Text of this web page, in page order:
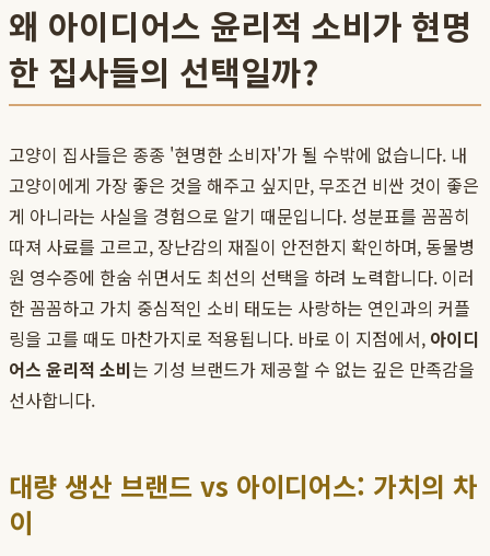
왜 아이디어스 윤리적 소비가 현명
한 집사들의 선택일까?
고양이 집사들은 종종 '현명한 소비자'가 될 수밖에 없습니다. 내
고양이에게 가장 좋은 것을 해주고 싶지만, 무조건 비싼 것이 좋은
게 아니라는 사실을 경험으로 알기 때문입니다. 성분표를 꼼꼼히
따져 사료를 고르고, 장난감의 재질이 안전한지 확인하며, 동물병
원 영수증에 한숨 쉬면서도 최선의 선택을 하려 노력합니다. 이러
한 꼼꼼하고 가치 중심적인 소비 태도는 사랑하는 연인과의 커플
링을 고를 때도 마찬가지로 적용됩니다. 바로 이 지점에서, 아이디
어스 윤리적 소비는 기성 브랜드가 제공할 수 없는 깊은 만족감을
선사합니다.
대량 생산 브랜드 vs 아이디어스: 가치의 차
이